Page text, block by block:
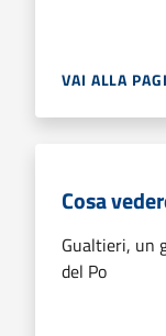
VAI ALLA
Cosa
Gualtieri, un
del Po